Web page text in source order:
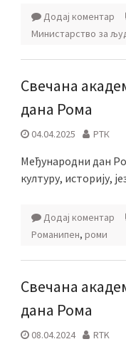
Додај коментар
Министарство за
Свечана
дана Рома
04.04.2025 РТК
Међународни дан
културу, историју,
Додај коментар
Романипен, роми
Свечана
дана Рома
08.04.2024 RTK